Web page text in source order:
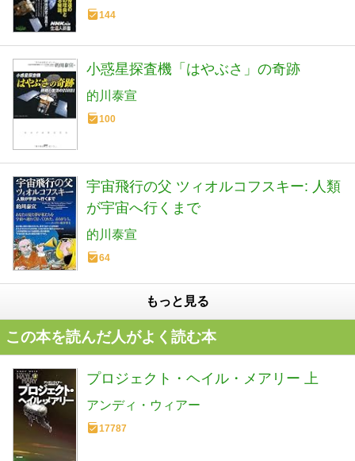
144
小惑星探査機「はやぶさ」の奇跡
的川泰宣
100
宇宙飛行の父 ツィオルコフスキー: 人類
が宇宙へ行くまで
的川泰宣
64
もっと見る
この本を読んだ人がよく読む本
プロジェクト・ヘイル・メアリー 上
アンディ・ウィアー
17787